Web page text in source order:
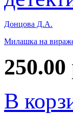
Донцова Д.А.
Милашка на
250.00
В